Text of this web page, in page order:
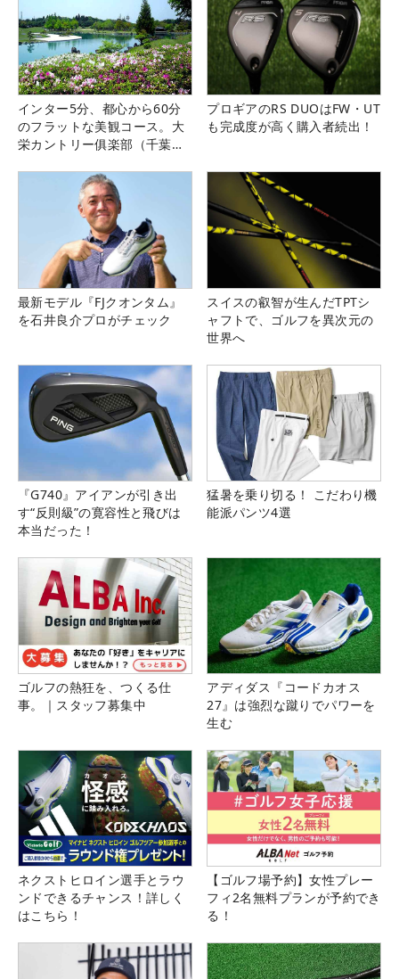
インター5分、都心から60分
のフラットな美観コース。大
栄カントリー俱楽部（千葉
プロギアのRS DUOはFW・UT
も完成度が高く購入者続出！
最新モデル『FJクオンタム』
を石井良介プロがチェック
スイスの叡智が生んだTPTシ
ャフトで、ゴルフを異次元の
世界へ
『G740』アイアンが引き出
す“反則級”の寛容性と飛びは
本当だった！
猛暑を乗り切る！ こだわり機
能派パンツ4選
ゴルフの熱狂を、つくる仕
事。｜スタッフ募集中
アディダス『コードカオス
27』は強烈な蹴りでパワーを
生む
ネクストヒロイン選手とラウ
ンドできるチャンス！詳しく
はこちら！
【ゴルフ場予約】女性プレー
フィ2名無料プランが予約でき
る！